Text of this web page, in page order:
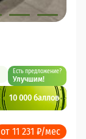
Есть предложение?
Улучшим!
10 000 баллов
от 11 231 ₽/мес